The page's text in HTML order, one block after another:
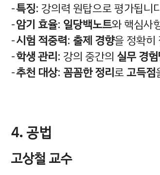
특징: 강의력 원탑으로 평가됩니
암기 효율: 일당백노트와 핵심사
시험 적중력: 출제 경향을 정확히
학생 관리: 강의 중간의 실무 경
추천 대상: 꼼꼼한 정리로고득점
4. 공법
고상철 교수